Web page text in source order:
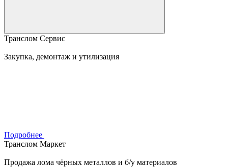
Транслом Сервис
Закупка, демонтаж и утилизация
Подробнее
Транслом Маркет
Продажа лома чёрных металлов и б/у материалов